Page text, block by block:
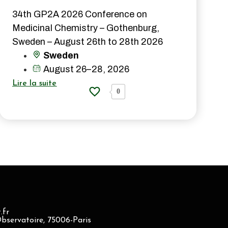
34th GP2A 2026 Conference on
Medicinal Chemistry – Gothenburg,
Sweden – August 26th to 28th 2026
Sweden
August 26–28, 2026
Lire la suite
0
75006-Paris